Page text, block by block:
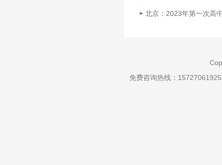
北京：2023年第一次高
免费咨询热线：